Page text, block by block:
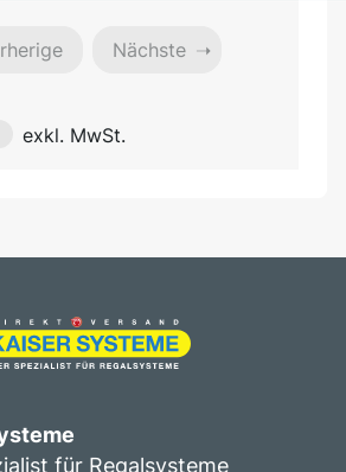
Nächste
exkl. MwSt.
für Regalsysteme